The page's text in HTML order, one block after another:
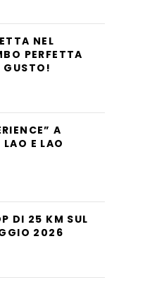
NEL
PERFETTA
GUSTO!
A
E LAO
DI 25 KM SUL
2026